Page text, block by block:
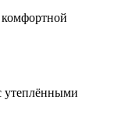
комфортной
утеплёнными